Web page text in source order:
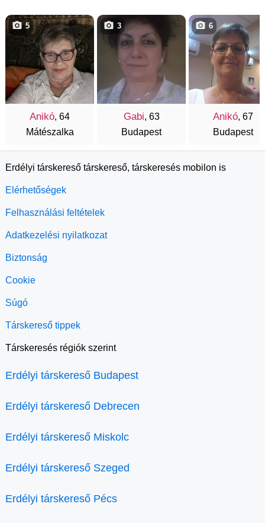
Anikó, 64
Mátészalka
5
Gabi, 63
Budapest
3
Anikó, 67
Budapest
6
Erdélyi társkereső társkereső, társkeresés mobilon is
Elérhetőségek
Felhasználási feltételek
Adatkezelési nyilatkozat
Biztonság
Cookie
Súgó
Társkereső tippek
Társkeresés régiók szerint
Erdélyi társkereső Budapest
Erdélyi társkereső Debrecen
Erdélyi társkereső Miskolc
Erdélyi társkereső Szeged
Erdélyi társkereső Pécs